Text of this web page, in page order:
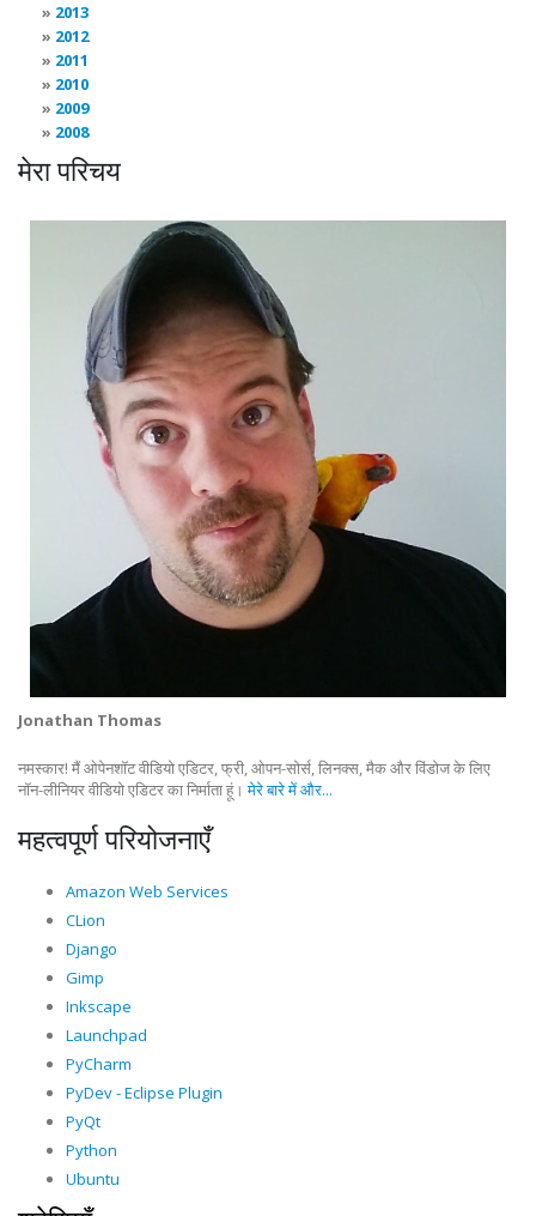
2013
2012
2011
2010
2009
2008
मेरा परिचय
Jonathan Thomas
नमस्कार! मैं ओपेनशॉट वीडियो एडिटर, फ्री, ओपन-सोर्स, लिनक्स, मैक और विंडोज के लिए
नॉन-लीनियर वीडियो एडिटर का निर्माता हूं।मेरे बारे में और...
महत्वपूर्ण परियोजनाएँ
Amazon Web Services
CLion
Django
Gimp
Inkscape
Launchpad
PyCharm
PyDev - Eclipse Plugin
PyQt
Python
Ubuntu